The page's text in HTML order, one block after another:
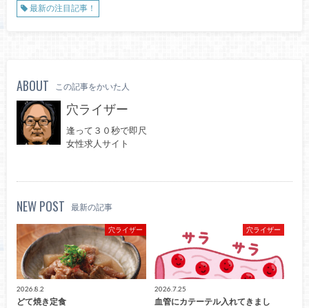
最新の注目記事！
ABOUT この記事をかいた人
穴ライザー
逢って３０秒で即尺
女性求人サイト
NEW POST 最新の記事
穴ライザー
2026.8.2
どて焼き定食
穴ライザー
2026.7.25
血管にカテーテル入れてきまし